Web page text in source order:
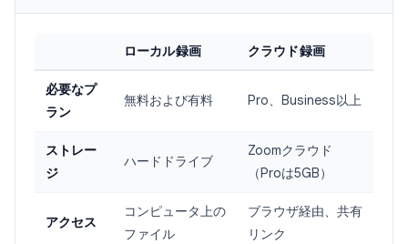
ローカル録画 クラウド録画
必要なプ
ラン
無料および有料 Pro、Business以上
ストレー
ジ
ハードドライブ
Zoomクラウド
（Proは5GB）
アクセス
コンピュータ上の
ファイル
ブラウザ経由、共有
リンク